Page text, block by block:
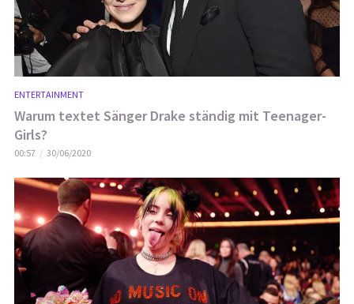
ENTERTAINMENT
Warum textet Sänger Drake ständig mit Teenager-
Girls?
00:57 30/06/2020